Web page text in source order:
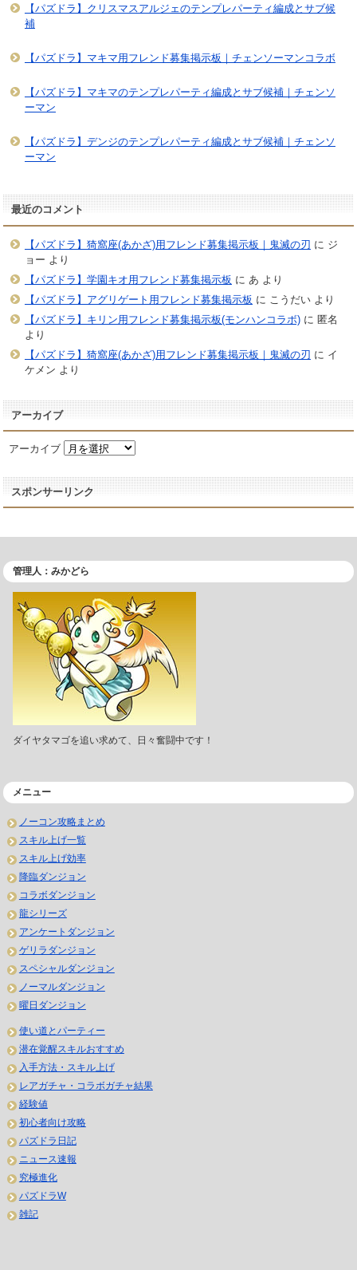
【パズドラ】クリスマスアルジェのテンプレパーティ編成とサブ候
補
【パズドラ】マキマ用フレンド募集掲示板｜チェンソーマンコラボ
【パズドラ】マキマのテンプレパーティ編成とサブ候補｜チェンソ
ーマン
【パズドラ】デンジのテンプレパーティ編成とサブ候補｜チェンソ
ーマン
最近のコメント
【パズドラ】猗窩座(あかざ)用フレンド募集掲示板｜鬼滅の刃 に ジ
ョー より
【パズドラ】学園キオ用フレンド募集掲示板 に あ より
【パズドラ】アグリゲート用フレンド募集掲示板 に こうだいより
【パズドラ】キリン用フレンド募集掲示板(モンハンコラボ)に 匿名
より
【パズドラ】猗窩座(あかざ)用フレンド募集掲示板｜鬼滅の刃 に イ
ケメン より
アーカイブ
アーカイブ
スポンサーリンク
管理人：みかどら
ダイヤタマゴを追い求めて、日々奮闘中です！
メニュー
ノーコン攻略まとめ
スキル上げ一覧
スキル上げ効率
降臨ダンジョン
コラボダンジョン
龍シリーズ
アンケートダンジョン
ゲリラダンジョン
スペシャルダンジョン
ノーマルダンジョン
曜日ダンジョン
使い道とパーティー
潜在覚醒スキルおすすめ
入手方法・スキル上げ
レアガチャ・コラボガチャ結果
経験値
初心者向け攻略
パズドラ日記
ニュース速報
究極進化
パズドラW
雑記